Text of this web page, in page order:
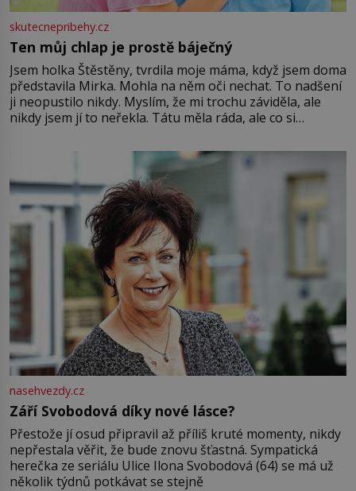
skutecnepribehy.cz
Ten můj chlap je prostě báječný
Jsem holka Štěstěny, tvrdila moje máma, když jsem doma
představila Mirka. Mohla na něm oči nechat. To nadšení
ji neopustilo nikdy. Myslím, že mi trochu záviděla, ale
nikdy jsem jí to neřekla. Tátu měla ráda, ale co si
Jsme spolu moc rádi Tehdy byla jiná doba, když
nasehvezdy.cz
Září Svobodová díky nové lásce?
Přestože jí osud připravil až příliš kruté momenty, nikdy
nepřestala věřit, že bude znovu šťastná. Sympatická
herečka ze seriálu Ulice Ilona Svobodová (64) se má už
několik týdnů potkávat se stejně